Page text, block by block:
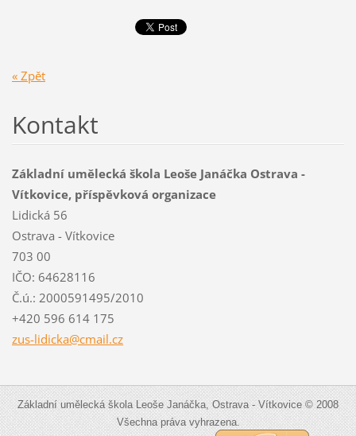
« Zpět
Kontakt
Základní umělecká škola Leoše Janáčka Ostrava -
Vítkovice, příspěvková organizace
Lidická 56
Ostrava - Vítkovice
703 00
IČO: 64628116
Č.ú.: 2000591495/2010
+420 596 614 175
zus-lidicka@cmail.cz
Základní umělecká škola Leoše Janáčka, Ostrava - Vítkovice © 2008
Všechna práva vyhrazena.